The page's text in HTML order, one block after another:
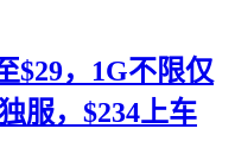
$29，1G不限仅
服，$234上车